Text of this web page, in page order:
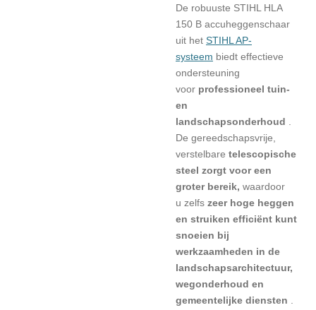
De robuuste STIHL HLA
150 B accuheggenschaar
uit het STIHL AP-
systeem biedt effectieve
ondersteuning
voor professioneel tuin-
en
landschapsonderhoud
De gereedschapsvrije,
verstelbare telescopische
steel zorgt voor een
groter bereik, waardoor
u zelfs zeer hoge heggen
en struiken efficiënt kunt
snoeien bij
werkzaamheden in de
landschapsarchitectuur,
wegonderhoud en
gemeentelijke diensten